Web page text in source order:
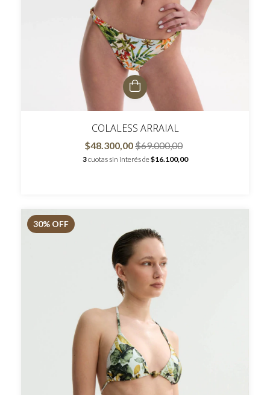
COLALESS ARRAIAL
$48.300,00$69.000,00
3cuotas sin interés de$16.100,00
30% OFF